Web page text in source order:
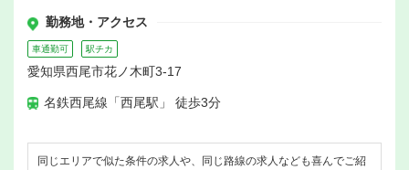
勤務地・アクセス
車通勤可 駅チカ
愛知県西尾市花ノ木町3-17
名鉄西尾線「西尾駅」 徒歩3分
同じエリアで似た条件の求人や、同じ路線の求人なども喜んでご紹